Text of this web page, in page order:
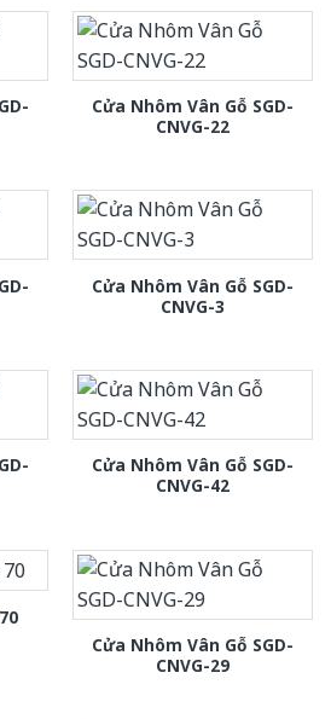
Cửa Nhôm Vân Gỗ SGD-
CNVG-22
Cửa Nhôm Vân Gỗ SGD-
CNVG-3
Cửa Nhôm Vân Gỗ SGD-
CNVG-42
Cửa Nhôm Vân Gỗ SGD-
CNVG-29